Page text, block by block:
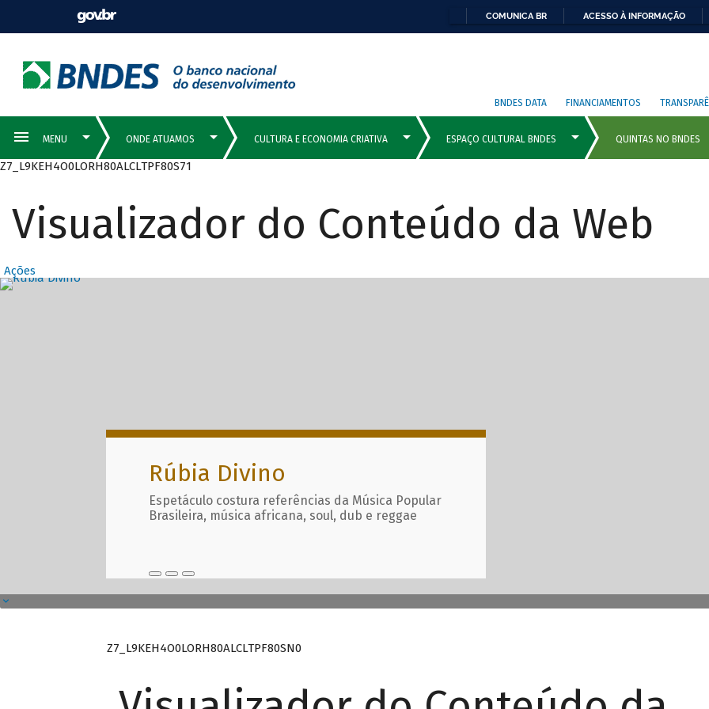
COMUNICA BR ACESSO À INFORMAÇÃO
BNDES DATA FINANCIAMENTOS
Z7_L9KEH4O0LORH80ALCLTPF80S71
Visualizador do Conteúdo da Web
Ações
Destaques Principais com
Rúbia Divino
Espetáculo costura referências da Música Popular
Brasileira, música africana, soul, dub e reggae
Z7_L9KEH4O0LORH80ALCLTPF80SN0